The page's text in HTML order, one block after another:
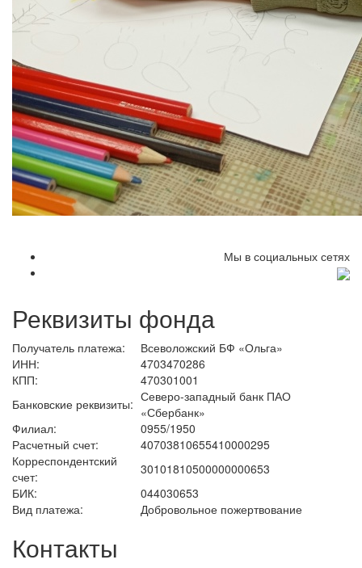
Мы в социальных сетях
Реквизиты фонда
Получатель платежа:
Всеволожский БФ «Ольга»
ИНН:
4703470286
КПП:
470301001
Банковские реквизиты: Северо-западный банк ПАО
«Сбербанк»
Филиал:
0955/1950
Расчетный счет:
40703810655410000295
Корреспондентский
счет:
30101810500000000653
БИК:
044030653
Вид платежа:
Добровольное пожертвование
Контакты